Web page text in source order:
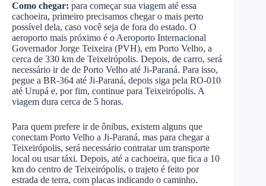
Como chegar: para começar sua viagem até essa
cachoeira, primeiro precisamos chegar o mais perto
possível dela, caso você seja de fora do estado. O
aeroporto mais próximo é o Aeroporto Internacional
Governador Jorge Teixeira (PVH), em Porto Velho, a
cerca de 330 km de Teixeirópolis. Depois, de carro, será
necessário ir de de Porto Velho até Ji-Paraná. Para isso,
pegue a BR-364 até Ji-Paraná, depois siga pela RO-010
até Urupá e, por fim, continue para Teixeirópolis. A
viagem dura cerca de 5 horas.
Para quem prefere ir de ônibus, existem alguns que
conectam Porto Velho a Ji-Paraná, mas para chegar a
Teixeirópolis, será necessário contratar um transporte
local ou usar táxi. Depois, até a cachoeira, que fica a 10
km do centro de Teixeirópolis, o trajeto é feito por
estrada de terra, com placas indicando o caminho.